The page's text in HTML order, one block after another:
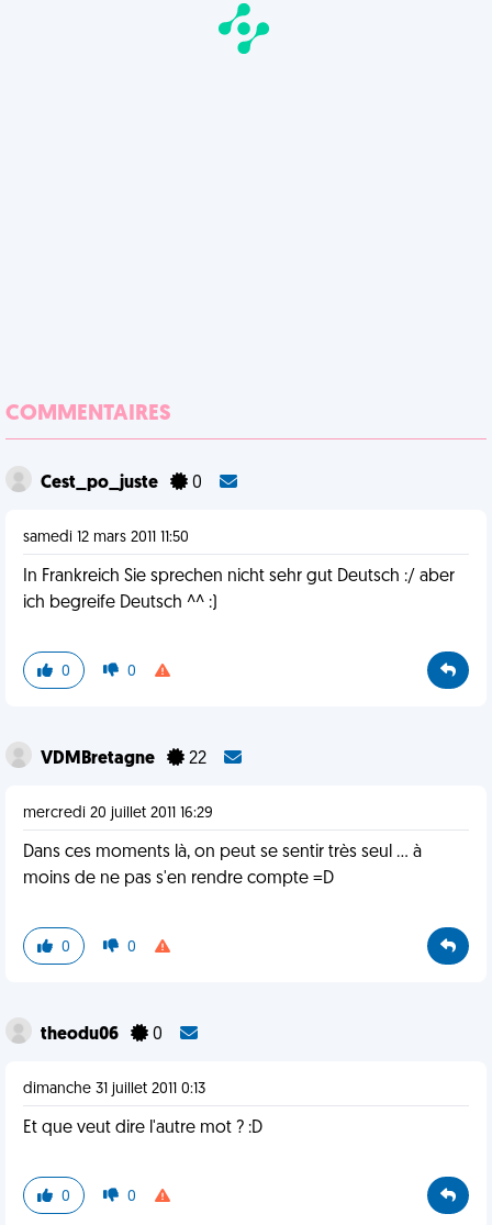
COMMENTAIRES
Cest_po_juste 0
samedi 12 mars 2011 11:50
In Frankreich Sie sprechen nicht sehr gut Deutsch :/ aber
ich begreife Deutsch ^^ :)
0 0
VDMBretagne 22
mercredi 20 juillet 2011 16:29
Dans ces moments là, on peut se sentir très seul ... à
moins de ne pas s'en rendre compte =D
0 0
theodu06 0
dimanche 31 juillet 2011 0:13
Et que veut dire l'autre mot ? :D
0 0